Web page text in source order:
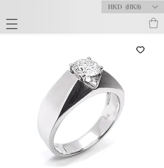
HKD (HK$)